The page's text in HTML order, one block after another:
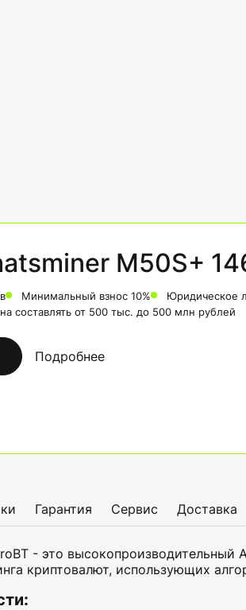
M50S+
Минимальный взнос 10%
Юридическое
составлять от 500 тыс. до 500 млн рублей
Подробнее
Гарантия Сервис Доставка
- это высокопроизводительный
криптовалют, использующих